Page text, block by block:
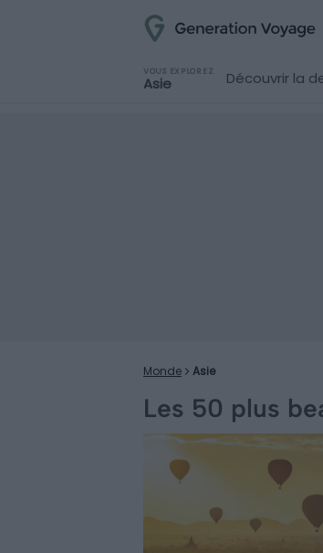
VOUS EXPLOREZ
Asie Découvrir la
Monde Asie
Les 50 plus